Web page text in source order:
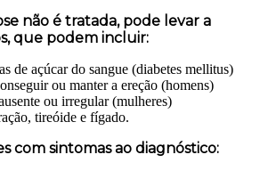
não é tratada, pode levar a
que podem incluir:
de açúcar do sangue (diabetes mellitus)
ou manter a ereção (homens)
ou irregular (mulheres)
tireóide e fígado.
com sintomas ao diagnóstico: